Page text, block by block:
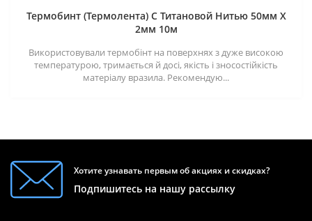
Термобинт (Термолента) С Титановой Нитью 50мм X
2мм 10м
Використовували термобінт на поверхнях з дуже високою
температурою, тримається й досі, якість і зносостійкість
матеріалу вразила. Рекомендую...
Хотите узнавать первым об акциях и скидках?
Подпишитесь на нашу рассылку